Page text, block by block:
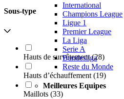
International
Champions League
Ligue 1
Premier League
La Liga
Serie A
Bundesliga
Reste du Monde
Meilleures Equipes
Sous-type
Hauts de survêtement (28)
Hauts d’échauffement (19)
Maillots (33)